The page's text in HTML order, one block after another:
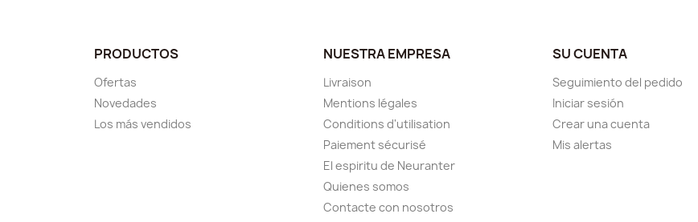
PRODUCTOS
Ofertas
Novedades
Los más vendidos
NUESTRA EMPRESA
Livraison
Mentions légales
Conditions d'utilisation
Paiement sécurisé
El espiritu de Neuranter
Quienes somos
Contacte con nosotros
SU CUENTA
Seguimiento del pedido
Iniciar sesión
Crear una cuenta
Mis alertas